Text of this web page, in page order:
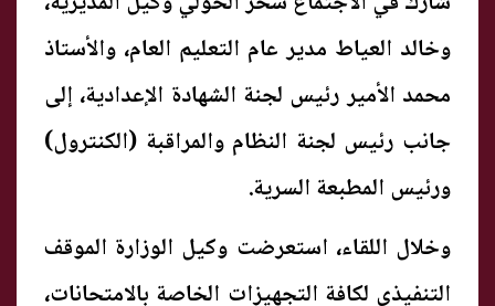
وخالد العياط مدير عام التعليم العام، والأستاذ
محمد الأمير رئيس لجنة الشهادة الإعدادية، إلى
جانب رئيس لجنة النظام والمراقبة (الكنترول)
ورئيس المطبعة السرية.
وخلال اللقاء، استعرضت وكيل الوزارة الموقف
التنفيذي لكافة التجهيزات الخاصة بالامتحانات،